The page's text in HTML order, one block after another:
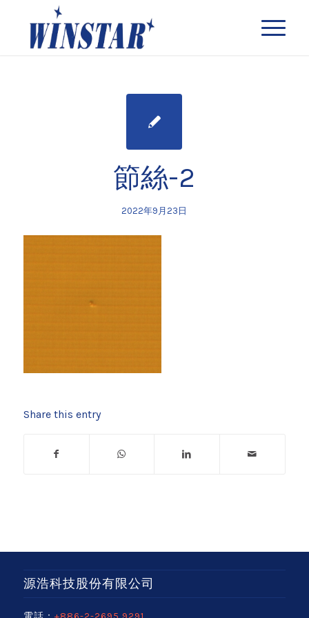
節絲-2
2022年9月23日
Share this entry
源浩科技股份有限公司